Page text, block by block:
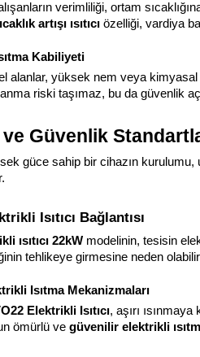
verimliliği, ortam
artışı ısıtıcı özelliği, vardiya
Kabiliyeti
alanlar, yüksek nem veya
riski taşımaz, bu da güvenlik
Güvenlik
güce sahip bir cihazın kurulumu,
Isıtıcı Bağlantısı
ısıtıcı 22kW modelinin, tesisin
tehlikeye girmesine neden
Isıtma Mekanizmaları
Elektrikli Isıtıcı, aşırı
ömürlü ve güvenilir elektrikli